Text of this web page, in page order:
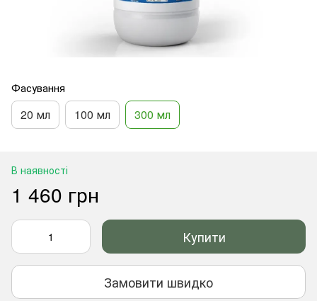
Фасування
20 мл 100 мл 300 мл
В наявності
1 460 грн
Купити
Замовити швидко